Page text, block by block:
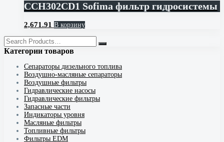
CCH302CD1 Sofima фильтр гидросистемы
2,671.91 В корзину
Категории товаров
Cепараторы дизельного топлива
Воздушно-масляные сепараторы
Воздушные фильтры
Гидравлические насосы
Гидравлические фильтры
Запасные части
Индикаторы уровня
Масляные фильтры
Топливные фильтры
Фильтры EDM